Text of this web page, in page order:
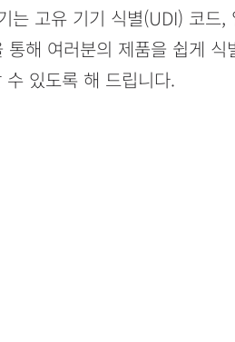
는 고유 기기 식별(UDI) 코드,
해 여러분의 제품을 쉽게 식
있도록 해 드립니다.